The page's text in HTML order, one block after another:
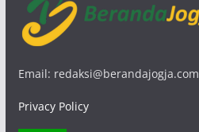
Email: redaksi@berandajogja.com
Privacy Policy